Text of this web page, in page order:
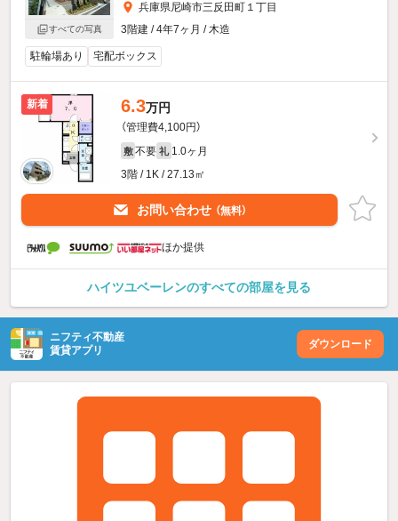
すべての写真
兵庫県尼崎市三反田町１丁目
3階建 / 4年7ヶ月 / 木造
駐輪場あり 宅配ボックス
新着 6.3万円
（管理費4,100円）
敷 不要 礼 1.0ヶ月
3階 / 1K / 27.13㎡
お問い合わせ （無料）
ほか提供
ハイツユベーレンのすべての部屋を見る
ニフティ不動産
賃貸アプリ
ダウンロード